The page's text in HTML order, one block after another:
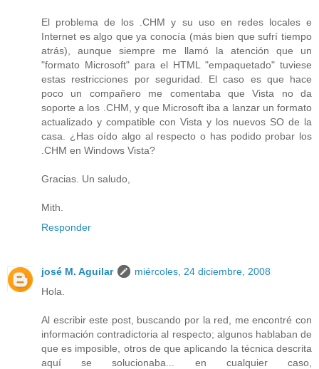
El problema de los .CHM y su uso en redes locales e
Internet es algo que ya conocía (más bien que sufrí tiempo
atrás), aunque siempre me llamó la atención que un
"formato Microsoft" para el HTML "empaquetado" tuviese
estas restricciones por seguridad. El caso es que hace
poco un compañero me comentaba que Vista no da
soporte a los .CHM, y que Microsoft iba a lanzar un formato
actualizado y compatible con Vista y los nuevos SO de la
casa. ¿Has oído algo al respecto o has podido probar los
.CHM en Windows Vista?
Gracias. Un saludo,
Mith.
Responder
josé M. Aguilar
miércoles, 24 diciembre, 2008
Hola.
Al escribir este post, buscando por la red, me encontré con
información contradictoria al respecto; algunos hablaban de
que es imposible, otros de que aplicando la técnica descrita
aquí se solucionaba... en cualquier caso,